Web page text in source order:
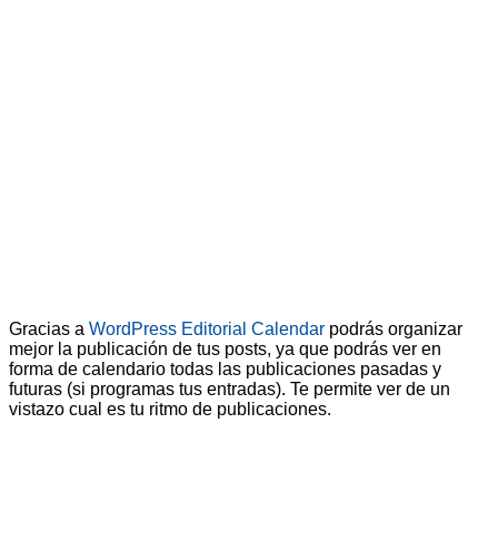
Gracias a WordPress Editorial Calendar podrás organizar
mejor la publicación de tus posts, ya que podrás ver en
forma de calendario todas las publicaciones pasadas y
futuras (si programas tus entradas). Te permite ver de un
vistazo cual es tu ritmo de publicaciones.